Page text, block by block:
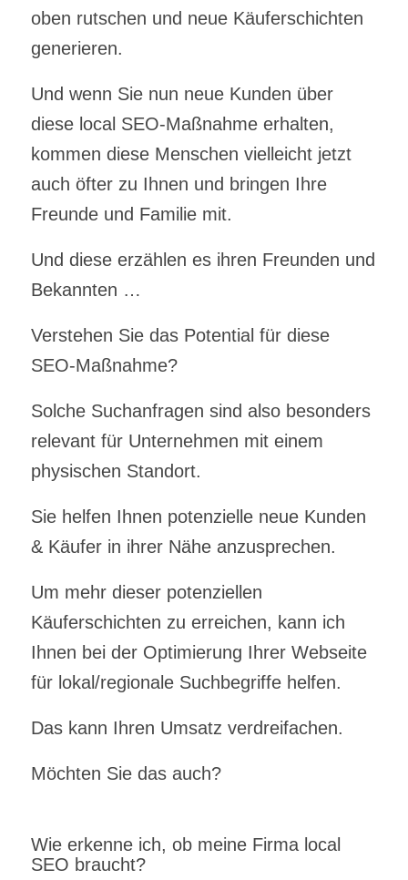
oben rutschen und neue Käuferschichten
generieren.
Und wenn Sie nun neue Kunden über
diese local SEO-Maßnahme erhalten,
kommen diese Menschen vielleicht jetzt
auch öfter zu Ihnen und bringen Ihre
Freunde und Familie mit.
Und diese erzählen es ihren Freunden und
Bekannten …
Verstehen Sie das Potential für diese
SEO-Maßnahme?
Solche Suchanfragen sind also besonders
relevant für Unternehmen mit einem
physischen Standort.
Sie helfen Ihnen potenzielle neue Kunden
& Käufer in ihrer Nähe anzusprechen.
Um mehr dieser potenziellen
Käuferschichten zu erreichen, kann ich
Ihnen bei der Optimierung Ihrer Webseite
für lokal/regionale Suchbegriffe helfen.
Das kann Ihren Umsatz verdreifachen.
Möchten Sie das auch?
Wie erkenne ich, ob meine Firma local
SEO braucht?